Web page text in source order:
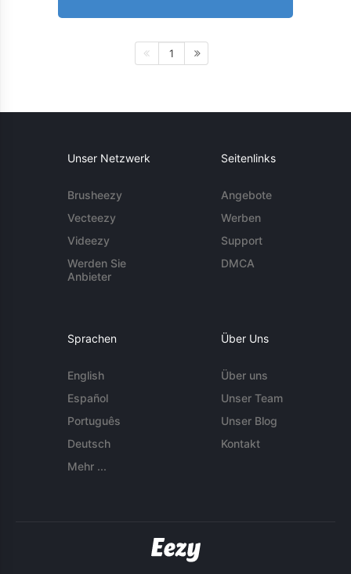
1
Unser Netzwerk
Brusheezy
Vecteezy
Videezy
Werden Sie
Anbieter
Seitenlinks
Angebote
Werben
Support
DMCA
Sprachen
English
Español
Português
Deutsch
Mehr ...
Über Uns
Über uns
Unser Team
Unser Blog
Kontakt